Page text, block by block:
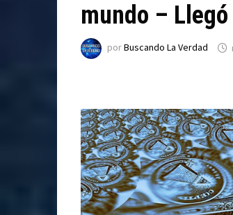
mundo –
porBuscando La Verdad